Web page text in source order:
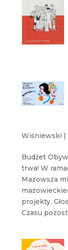
Wiśniewski |
Budżet
trwa! W
Mazowsza
projekty.
Czasu